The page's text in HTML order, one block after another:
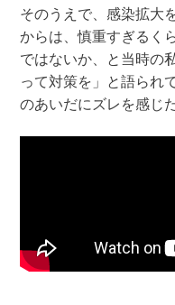
そのうえで、感染拡大
からは、慎重すぎるく
ではないか、と当時の
って対策を」と語られ
のあいだにズレを感じ